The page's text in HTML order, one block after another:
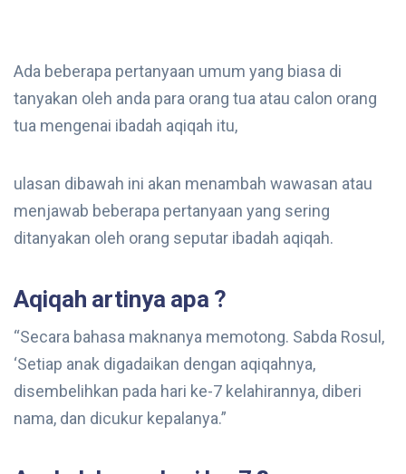
Ada beberapa pertanyaan umum yang biasa di
tanyakan oleh anda para orang tua atau calon orang
tua mengenai ibadah aqiqah itu,
ulasan dibawah ini akan menambah wawasan atau
menjawab beberapa pertanyaan yang sering
ditanyakan oleh orang seputar ibadah aqiqah.
Aqiqah artinya apa ?
“Secara bahasa maknanya memotong. Sabda Rosul,
‘Setiap anak digadaikan dengan aqiqahnya,
disembelihkan pada hari ke-7 kelahirannya, diberi
nama, dan dicukur kepalanya.”